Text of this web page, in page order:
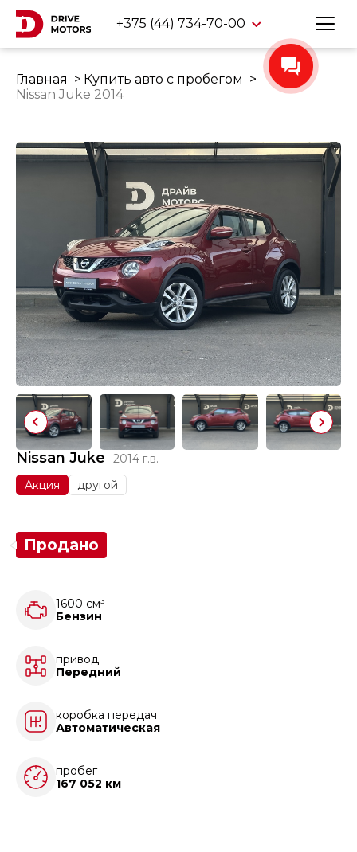
+375 (44) 734-70-00
Главная
Купить авто с пробегом
Nissan Juke 2014
Nissan Juke
2014 г.в.
Акция
другой
Продано
1600 см³
Бензин
привод
Передний
коробка передач
Автоматическая
пробег
167 052 км